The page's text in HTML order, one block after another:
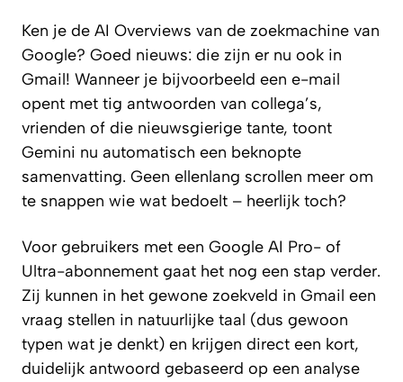
Ken je de AI Overviews van de zoekmachine van
Google? Goed nieuws: die zijn er nu ook in
Gmail! Wanneer je bijvoorbeeld een e-mail
opent met tig antwoorden van collega’s,
vrienden of die nieuwsgierige tante, toont
Gemini nu automatisch een beknopte
samenvatting. Geen ellenlang scrollen meer om
te snappen wie wat bedoelt – heerlijk toch?
Voor gebruikers met een Google AI Pro- of
Ultra-abonnement gaat het nog een stap verder.
Zij kunnen in het gewone zoekveld in Gmail een
vraag stellen in natuurlijke taal (dus gewoon
typen wat je denkt) en krijgen direct een kort,
duidelijk antwoord gebaseerd op een analyse